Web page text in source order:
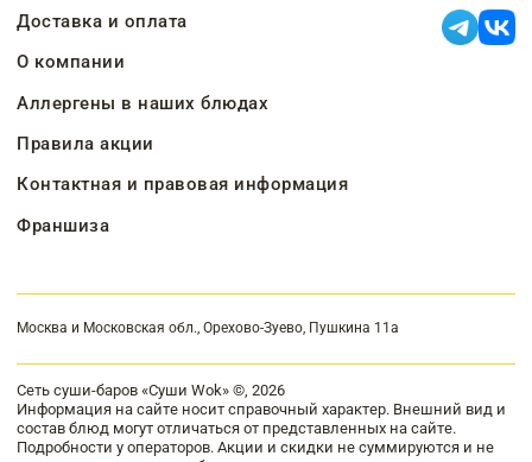
Доставка и оплата
О компании
Аллергены в наших блюдах
Правила акции
Контактная и правовая информация
Франшиза
Москва и Московская обл., Орехово-Зуево, Пушкина 11а
Сеть суши-баров «Суши Wok» ©, 2026
Информация на сайте носит справочный характер. Внешний вид и
состав блюд могут отличаться от представленных на сайте.
Подробности у операторов. Акции и скидки не суммируются и не